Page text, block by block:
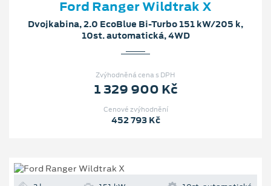
Ford Ranger Wildtrak X
Dvojkabina, 2.0 EcoBlue Bi-Turbo 151 kW/205 k,
10st. automatická, 4WD
Zvýhodněná cena s DPH
1 329 900 Kč
Cenové zvýhodnění
452 793 Kč